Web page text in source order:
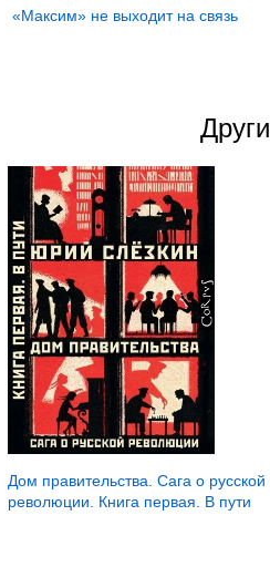
«Максим» не выходит на связь
Дом правительства. Сага о русской
революции. Книга первая. В пути